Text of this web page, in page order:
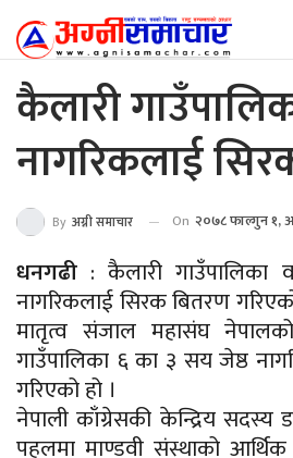
कैलारी
नागरिकलाई
By अग्नी समाचार On २०७८ फाल्गुन १,
धनगढी : कैलारी गाउँपालिका
नागरिकलाई सिरक बितरण
मातृत्व संजाल महासंघ
गाउँपालिका ६ का ३ सय जेष्ठ
गरिएको हो ।
नेपाली काँग्रेसकी केन्द्रिय सदस्य
पहलमा माण्डवी संस्थाको